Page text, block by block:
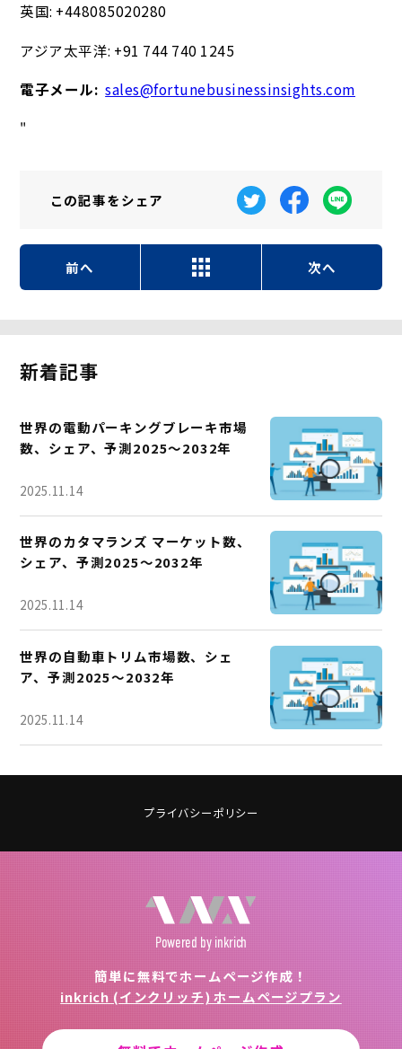
英国: +448085020280
アジア太平洋: +91 744 740 1245
電子メール: sales@fortunebusinessinsights.com
"
この記事をシェア
前へ 次へ
新着記事
世界の電動パーキングブレーキ市場
数、シェア、予測2025～2032年
2025.11.14
世界のカタマランズ マーケット数、
シェア、予測2025～2032年
2025.11.14
世界の自動車トリム市場数、シェ
ア、予測2025～2032年
2025.11.14
プライバシーポリシー
Powered by inkrich
簡単に無料でホームページ作成！
inkrich (インクリッチ) ホームページプラン